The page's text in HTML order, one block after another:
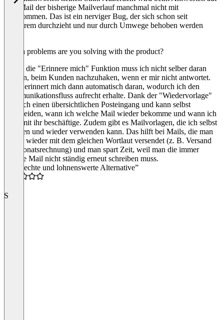
eine Mail der bisherige Mailverlauf manchmal nicht mit
übernommen. Das ist ein nerviger Bug, der sich schon seit
Längerem durchzieht und nur durch Umwege behoben werden
Which problems are you solving with the product?
Durch die "Erinnere mich" Funktion muss ich nicht selber daran
denken, beim Kunden nachzuhaken, wenn er mir nicht antwortet.
Spark erinnert mich dann automatisch daran, wodurch ich den
Kommunikationsfluss aufrecht erhalte. Dank der "Wiedervorlage"
habe ich einen übersichtlichen Posteingang und kann selbst
entscheiden, wann ich welche Mail wieder bekomme und wann ich
mich mit ihr beschäftige. Zudem gibt es Mailvorlagen, die ich selbst
erstellen und wieder verwenden kann. Das hilft bei Mails, die man
immer wieder mit dem gleichen Wortlaut versendet (z. B. Versand
der Monatsrechnung) und man spart Zeit, weil man die immer
gleiche Mail nicht ständig erneut schreiben muss.
“Eine echte und lohnenswerte Alternative”
S